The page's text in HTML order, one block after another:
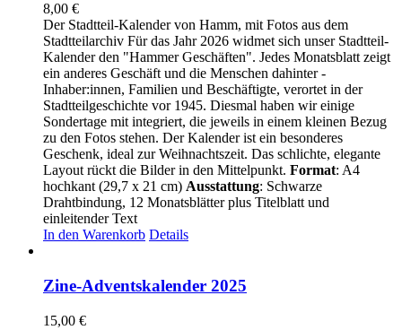
8,00 €
Der Stadtteil-Kalender von Hamm, mit Fotos aus dem
Stadtteilarchiv Für das Jahr 2026 widmet sich unser Stadtteil-
Kalender den "Hammer Geschäften". Jedes Monatsblatt zeigt
ein anderes Geschäft und die Menschen dahinter -
Inhaber:innen, Familien und Beschäftigte, verortet in der
Stadtteilgeschichte vor 1945. Diesmal haben wir einige
Sondertage mit integriert, die jeweils in einem kleinen Bezug
zu den Fotos stehen. Der Kalender ist ein besonderes
Geschenk, ideal zur Weihnachtszeit. Das schlichte, elegante
Layout rückt die Bilder in den Mittelpunkt. Format: A4
hochkant (29,7 x 21 cm) Ausstattung: Schwarze
Drahtbindung, 12 Monatsblätter plus Titelblatt und
einleitender Text
In den Warenkorb Details
Zine-Adventskalender 2025
15,00 €